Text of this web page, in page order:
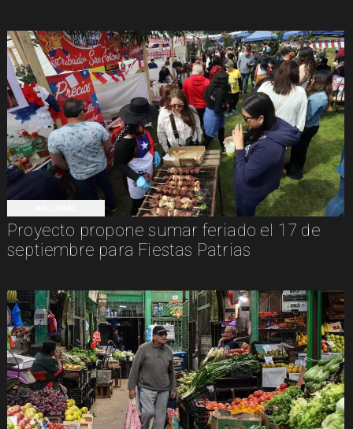
Proyecto propone sumar feriado el 17 de
septiembre para Fiestas Patrias